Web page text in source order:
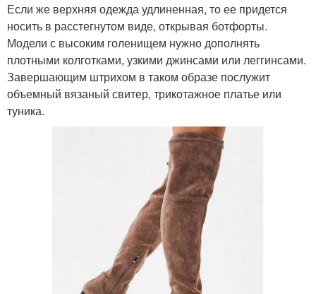
Если же верхняя одежда удлиненная, то ее придется
носить в расстегнутом виде, открывая ботфорты.
Модели с высоким голенищем нужно дополнять
плотными колготками, узкими джинсами или леггинсами.
Завершающим штрихом в таком образе послужит
объемный вязаный свитер, трикотажное платье или
туника.